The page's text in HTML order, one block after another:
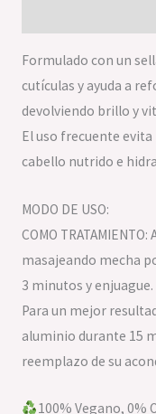
Formulado con un
cutículas y ayuda a
devolviendo brillo y
El uso frecuente
cabello nutrido e
MODO DE USO:
COMO
masajeando mecha
3 minutos y enjuague.
Para un mejor
aluminio durante 15
reemplazo de su
100% Vegano, 0%